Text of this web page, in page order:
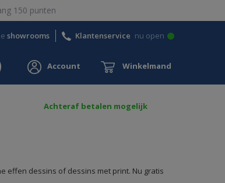
150 punten
showrooms Klantenservice nu open
Account Winkelmand
Achteraf betalen mogelijk
effen dessins of dessins met print. Nu gratis